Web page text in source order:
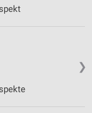
❯